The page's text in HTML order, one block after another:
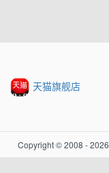
天猫旗舰店
Copyright © 2008 -